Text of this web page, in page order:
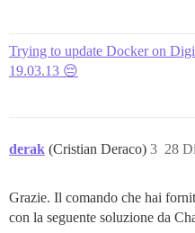
Trying to update Docker on
19.03.13 😔
derak (Cristian Deraco) 28
3
Grazie. Il comando che hai
con la seguente soluzione da